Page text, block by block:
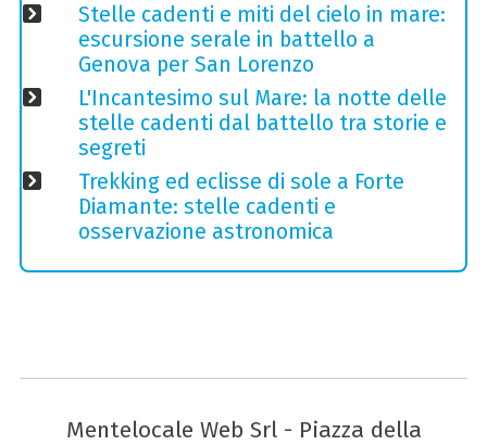
Stelle cadenti e miti del cielo in mare:
escursione serale in battello a
Genova per San Lorenzo
L'Incantesimo sul Mare: la notte delle
stelle cadenti dal battello tra storie e
segreti
Trekking ed eclisse di sole a Forte
Diamante: stelle cadenti e
osservazione astronomica
Mentelocale Web Srl - Piazza della